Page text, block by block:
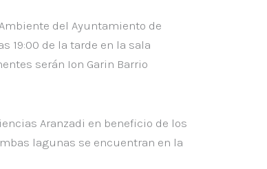
del Ayuntamiento de
19:00 de la tarde en la sala
serán Ion Garin Barrio
Aranzadi en beneficio de los
lagunas se encuentran en la